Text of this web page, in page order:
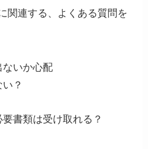
関連する、よくある質問を
ないか心配
？
書類は受け取れる？